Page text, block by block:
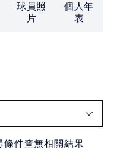
球員照
片
個人年
表
條件查無相關結果